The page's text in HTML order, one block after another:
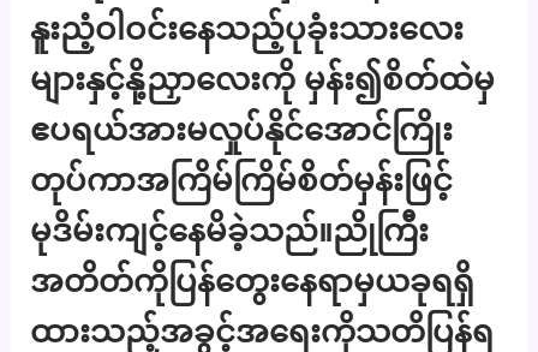
နူးညံ့ဝါဝင်းနေသည့်ပုခုံးသားလေး
များနှင့်နို့ညှာလေးကို မှန်း၍စိတ်ထဲမှ
ဧပရယ်အားမလှုပ်နိုင်အောင်ကြိုး
တုပ်ကာအကြိမ်ကြိမ်စိတ်မှန်းဖြင့်
မုဒိမ်းကျင့်နေမိခဲ့သည်။ညိုကြီး
အတိတ်ကိုပြန်တွေးနေရာမှယခုရရှိ
ထားသည့်အခွင့်အရေးကိုသတိပြန်ရ